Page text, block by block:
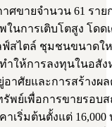
ศขายจำนวน 61 ราย
นการเติบโตสูง โดด
ฟ์สไตล์ ชุมชนขนาดใ
ำให้การลงทุนในอสั
าศัยและการสร้างผ
พย์เพื่อการขายรอบ
เริ่มต้นตั้งแต่ 16,000